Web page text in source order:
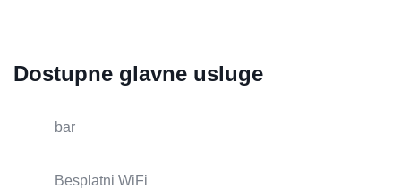
Dostupne glavne usluge
bar
Besplatni WiFi